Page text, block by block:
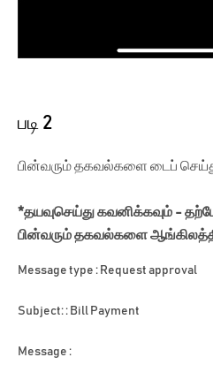
படி 2
பின்வரும் தகவல்களை டைப்
*தயவுசெய்து கவனிக்கவும் -
பின்வரும் தகவல்களை
Message type : Request approval
Subject: : Bill Payment
Message :